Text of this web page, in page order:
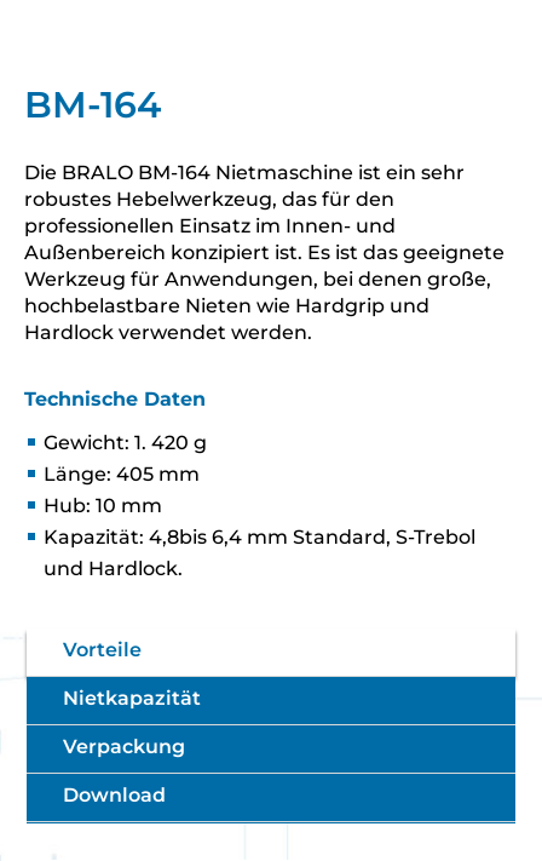
BM-164
Die BRALO BM-164 Nietmaschine ist ein sehr
robustes Hebelwerkzeug, das für den
professionellen Einsatz im Innen- und
Außenbereich konzipiert ist. Es ist das geeignete
Werkzeug für Anwendungen, bei denen große,
hochbelastbare Nieten wie Hardgrip und
Hardlock verwendet werden.
Technische Daten
Gewicht: 1. 420 g
Länge: 405 mm
Hub: 10 mm
Kapazität: 4,8bis 6,4 mm Standard, S-Trebol
und Hardlock.
Vorteile
Nietkapazität
Verpackung
Download